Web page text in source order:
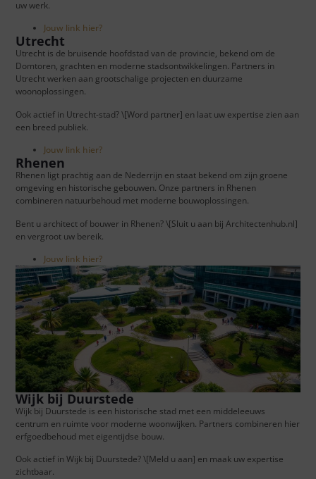
Rhenen
Rhenen ligt prachtig aan de Nederrijn en staat bekend om zijn groene
omgeving en historische gebouwen. Onze partners in Rhenen
combineren natuurbehoud met moderne bouwoplossingen.
Bent u architect of bouwer in Rhenen? \[Sluit u aan bij Architectenhub.nl]
en vergroot uw bereik.
Jouw link hier?
Utrecht
Utrecht is de bruisende hoofdstad van de provincie, bekend om de
Domtoren, grachten en moderne stadsontwikkelingen. Partners in
Utrecht werken aan grootschalige projecten en duurzame
woonoplossingen.
Ook actief in Utrecht-stad? \[Word partner] en laat uw expertise zien aan
een breed publiek.
Jouw link hier?
uw werk.
Jouw link hier?
Wijk bij Duurstede
Wijk bij Duurstede is een historische stad met een middeleeuws
centrum en ruimte voor moderne woonwijken. Partners combineren hier
erfgoedbehoud met eigentijdse bouw.
Ook actief in Wijk bij Duurstede? \[Meld u aan] en maak uw expertise
zichtbaar.